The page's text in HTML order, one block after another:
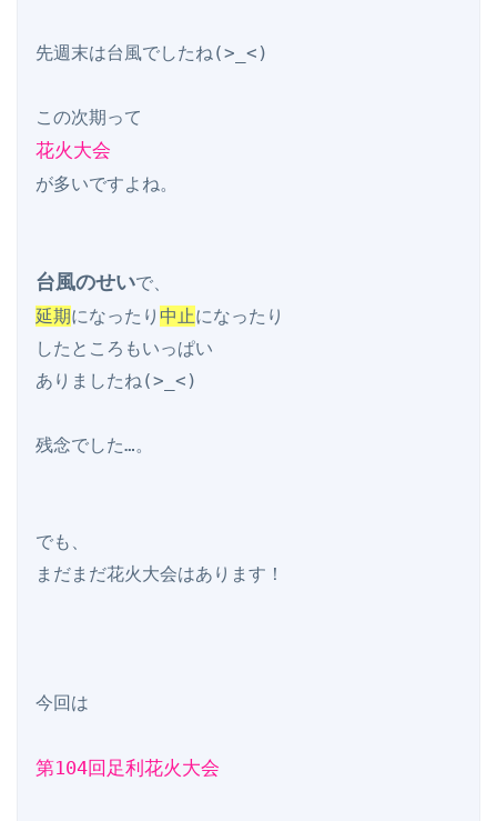
先週末は台風でしたね(>_<)
花火大会
が多いですよね。
台風のせい
延期になったり 中止になったり
したところもいっぱい
ありましたね(>_<)
残念でした…。
でも、
まだまだ花火大会はあります！
今回は
第104回足利花火大会